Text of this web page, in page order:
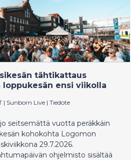
tähtikattaus
ensi viikolla
| Sunborn Live | Tiedote
seitsemättä vuotta peräkkäin
kohokohta Logomon
29.7.2026.
ohjelmisto sisältää